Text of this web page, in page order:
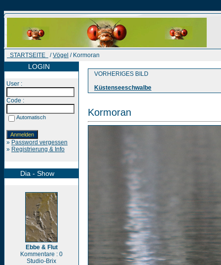
STARTSEITE /Vögel / Kormoran
LOGIN
User :
Code :
Automatisch
» Password vergessen
» Registrierung & Info
Dia - Show
Ebbe & Flut
Kommentare : 0
Studio-Brix
VORHERIGES BILD
Küstenseeschwalbe
Kormoran